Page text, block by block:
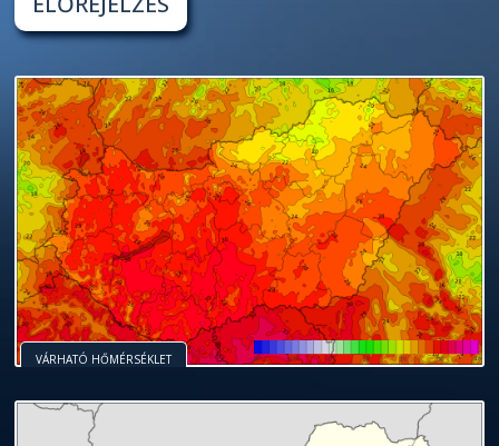
VÁRHATÓ HŐMÉRSÉKLET